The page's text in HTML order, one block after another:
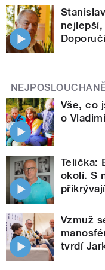
Vše, co
o
Telička:
okolí. S
Vzmuž
tvrdí